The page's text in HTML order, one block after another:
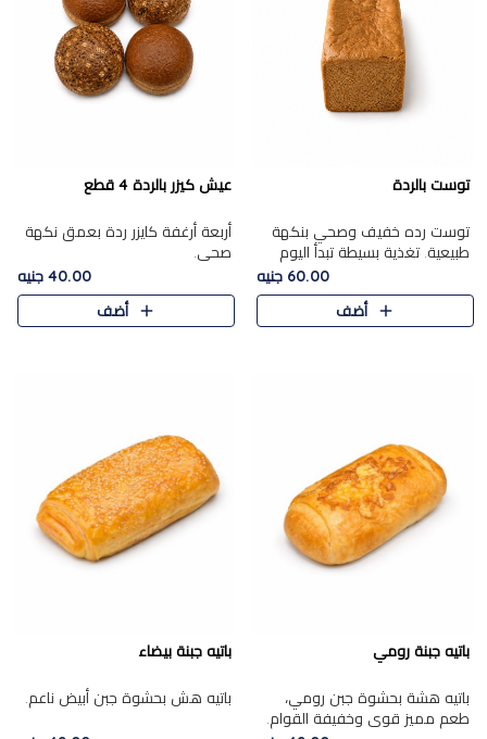
توست بالردة
توست رده خفيف وصحي بنكهة
طبيعية. تغذية بسيطة تبدأ اليوم
60.00 جنيه
أضف
عيش كيزر بالردة 4 قطع
أربعة أرغفة كايزر ردة بعمق نكهة
صحي.
40.00 جنيه
أضف
باتيه جبنة رومي
باتيه هشة بحشوة جبن رومي،
طعم مميز قوي وخفيفة القوام.
باتيه جبنة بيضاء
باتيه هش بحشوة جبن أبيض ناعم.